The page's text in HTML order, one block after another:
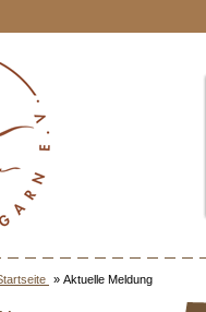
» Aktuelle Meldung